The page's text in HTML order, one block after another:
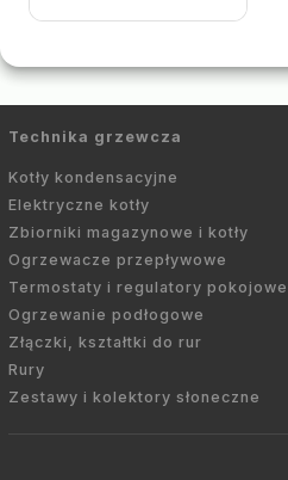
Technika grzewcza
Kotły kondensacyjne
Elektryczne kotły
Zbiorniki magazynowe i kotły
Ogrzewacze przepływowe
Termostaty i regulatory pokojowe
Ogrzewanie podłogowe
Złączki, kształtki do rur
Rury
Zestawy i kolektory słoneczne